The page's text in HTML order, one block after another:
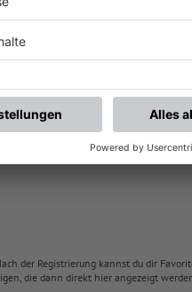
DEN BFV-
der Registrierung kannst du dir
die dann direkt hier angezeigt